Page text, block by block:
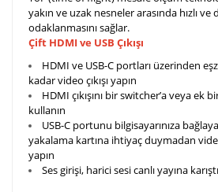
yakın ve uzak nesneler arasında hızlı
odaklanmasını sağlar.
Çift HDMI ve USB Çıkışı
HDMI ve USB-C portları üzerinden
kadar video çıkışı yapın
HDMI çıkışını bir switcher’a veya ek
kullanın
USB-C portunu bilgisayarınıza
yakalama kartına ihtiyaç duymadan
yapın
Ses girişi, harici sesi canlı yayına